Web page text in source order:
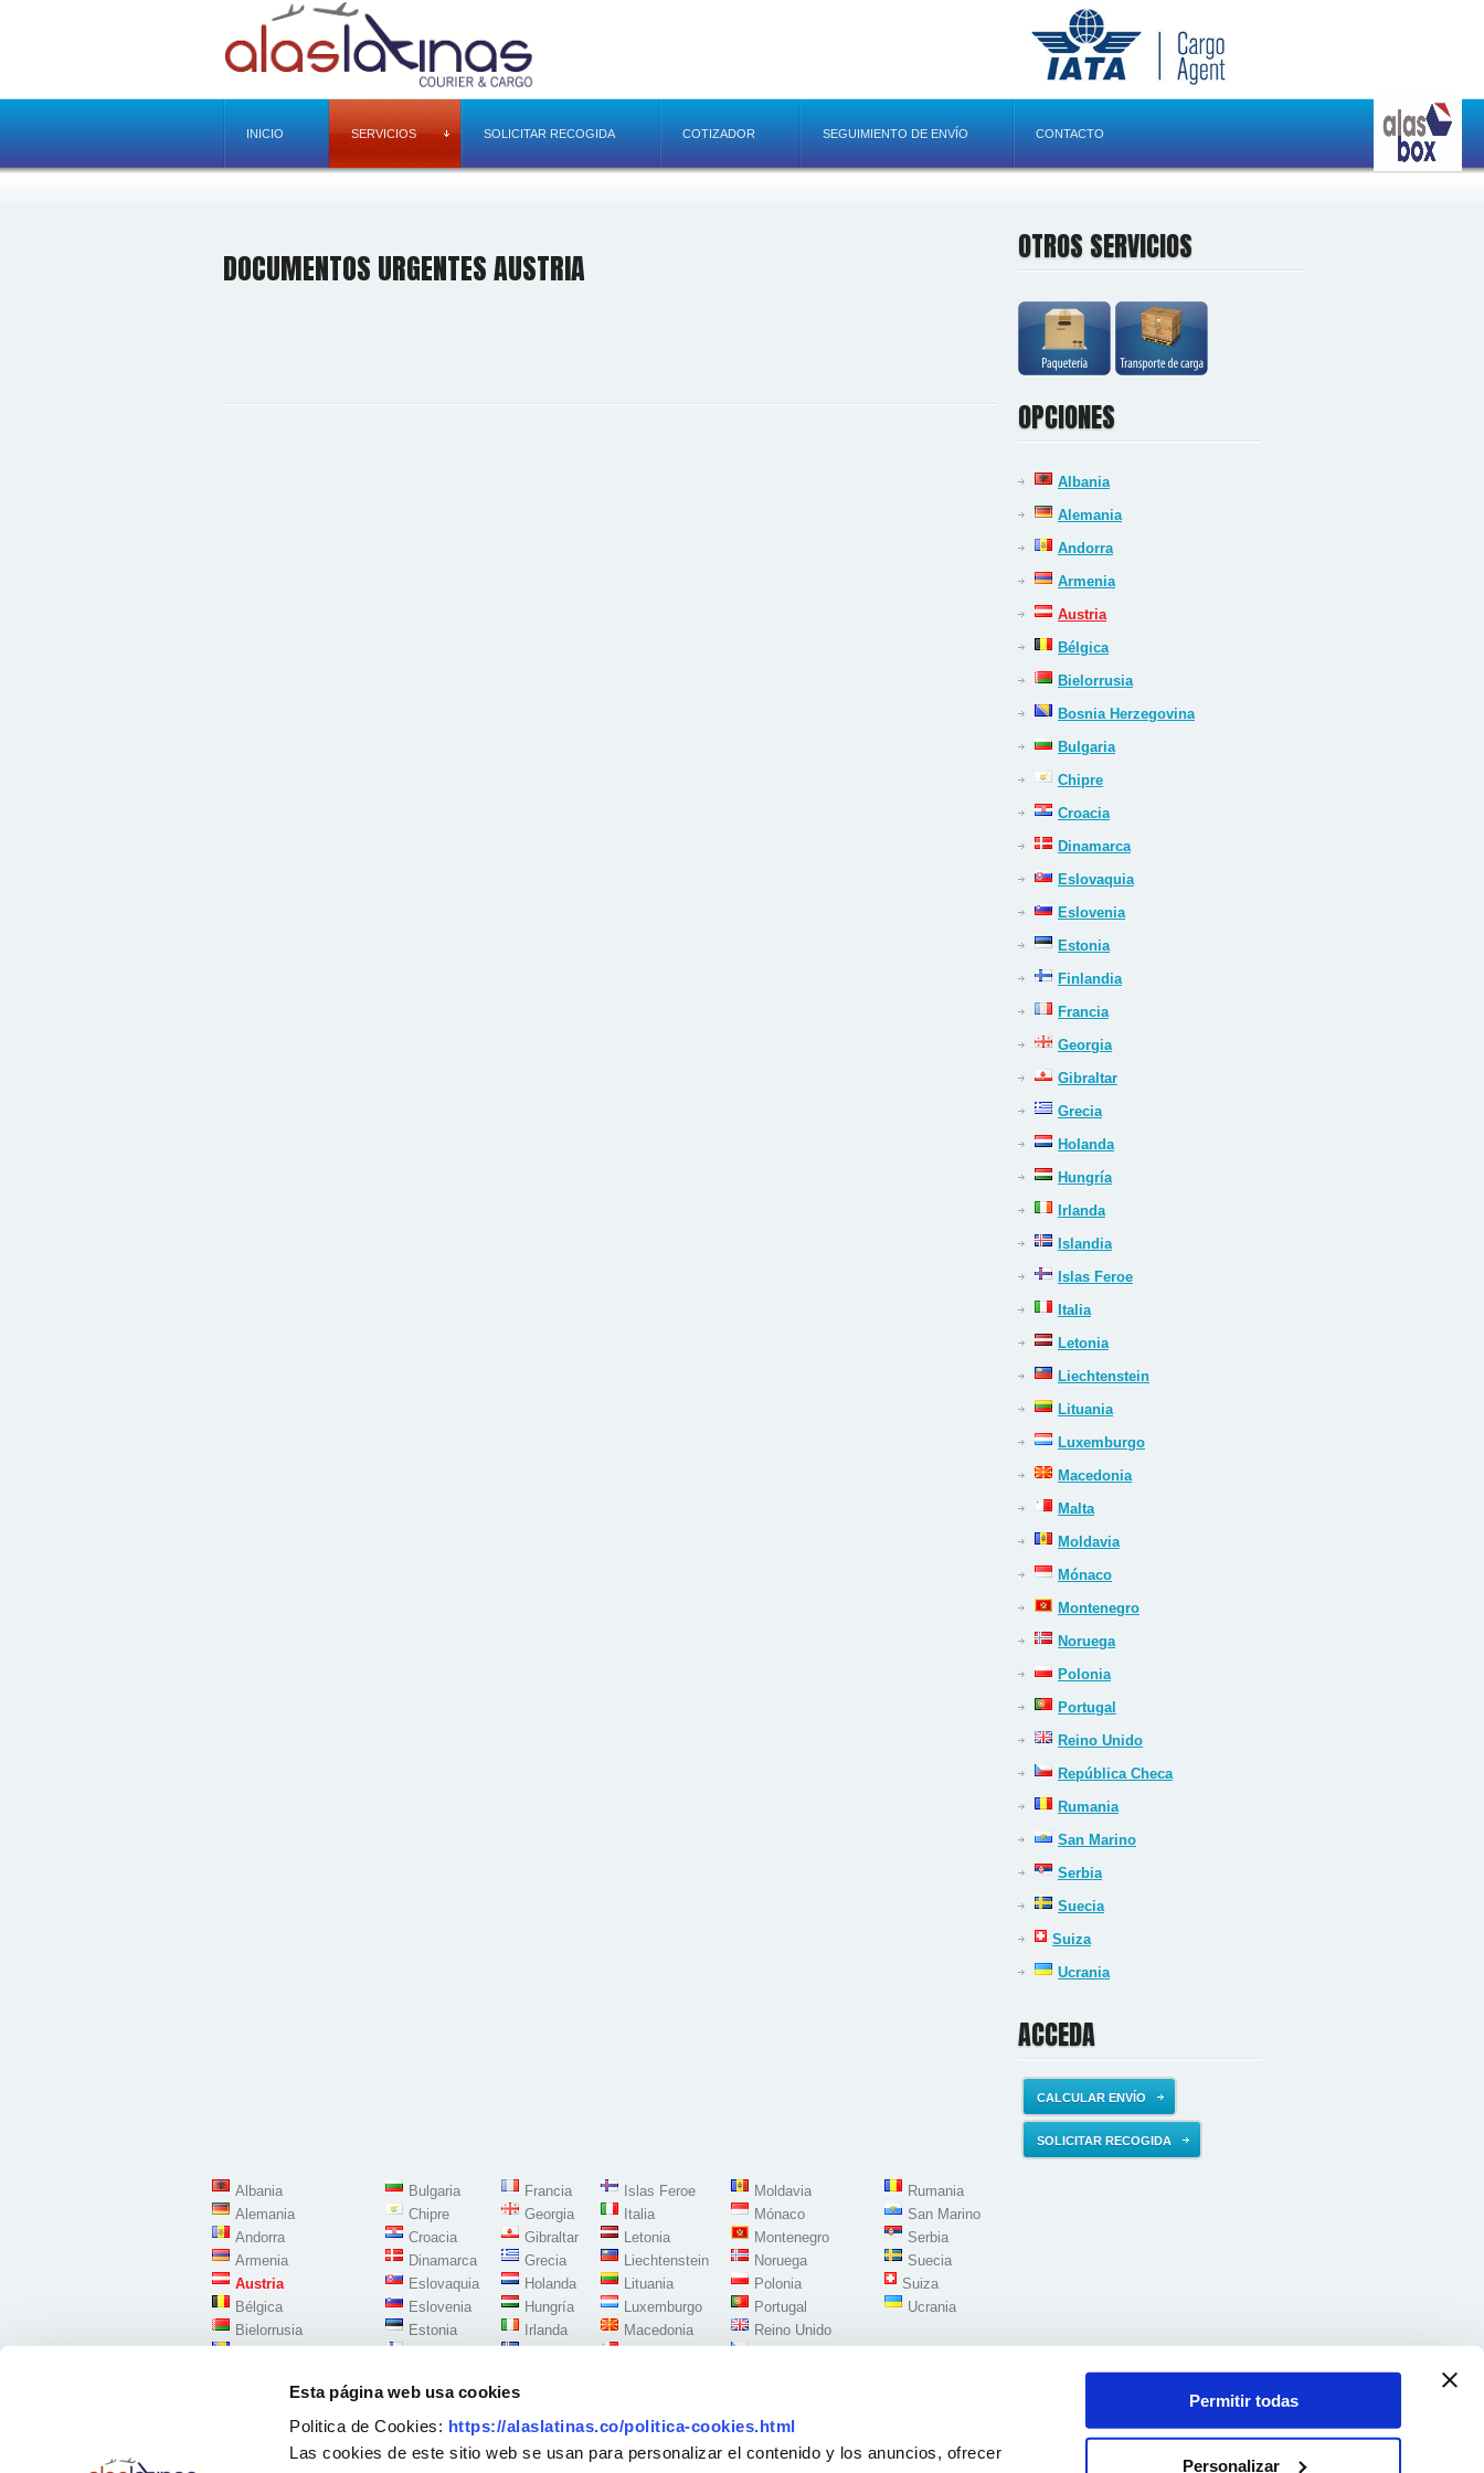
Esta página web usa cookies
Politica de Cookies: https://alaslatinas.co/politica-cookies.html
Las cookies de este sitio web se usan para personalizar el contenido y los anuncios, ofrecer
Permitir todas
Personalizar
INICIO SERVICIOS SOLICITAR RECOGIDA COTIZADOR SEGUIMIENTO DE ENVÍO CONTACTO
DOCUMENTOS URGENTES AUSTRIA
OTROS SERVICIOS
OPCIONES
Albania
Alemania
Andorra
Armenia
Austria
Bélgica
Bielorrusia
Bosnia Herzegovina
Bulgaria
Chipre
Croacia
Dinamarca
Eslovaquia
Eslovenia
Estonia
Finlandia
Francia
Georgia
Gibraltar
Grecia
Holanda
Hungría
Irlanda
Islandia
Islas Feroe
Italia
Letonia
Liechtenstein
Lituania
Luxemburgo
Macedonia
Malta
Moldavia
Mónaco
Montenegro
Noruega
Polonia
Portugal
Reino Unido
República Checa
Rumania
San Marino
Serbia
Suecia
Suiza
Ucrania
ACCEDA
CALCULAR ENVÍO
SOLICITAR RECOGIDA
Albania
Alemania
Andorra
Armenia
Austria
Bélgica
Bielorrusia
Bulgaria
Chipre
Croacia
Dinamarca
Eslovaquia
Eslovenia
Estonia
Francia
Georgia
Gibraltar
Grecia
Holanda
Hungría
Irlanda
Islas Feroe
Italia
Letonia
Liechtenstein
Lituania
Luxemburgo
Macedonia
Moldavia
Mónaco
Montenegro
Noruega
Polonia
Portugal
Reino Unido
Rumania
San Marino
Serbia
Suecia
Suiza
Ucrania
Síguenos en: